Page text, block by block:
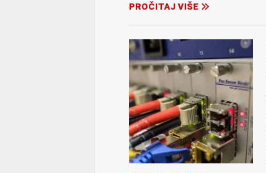
PROČITAJ VIŠE